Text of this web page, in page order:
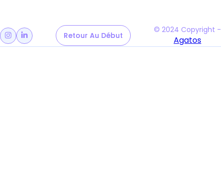
© 2024 Copyright -
Agatos
  Retour Au Début
Retour Au Début